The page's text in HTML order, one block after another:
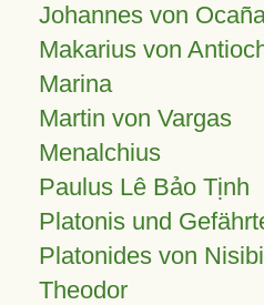
Johannes von
Makarius von
Marina
Martin von Vargas
Menalchius
Paulus Lê Bảo Tịnh
Platonis und
Platonides von
Theodor